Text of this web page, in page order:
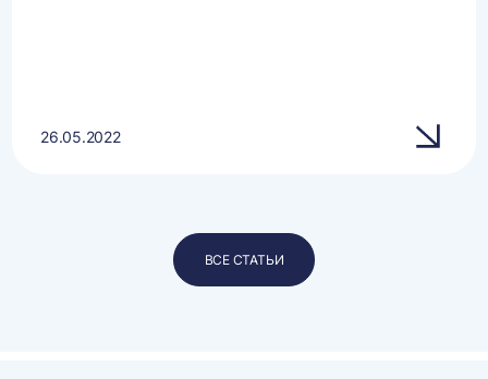
26.05.2022
ВСЕ СТАТЬИ